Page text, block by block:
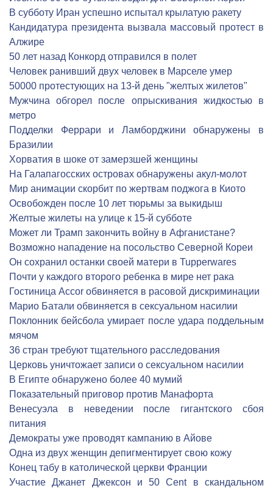
В субботу Иран успешно испытал крылатую ракету
Кандидатура президента вызвала массовый протест в
Алжире
50 лет назад Конкорд отправился в полет
Человек ранивший двух человек в Марселе умер
50000 протестующих на 13-й день "желтых жилетов"
Мужчина обгорел после опрыскивания жидкостью в
метро
Подделки Феррари и Ламборджини обнаружены в
Бразилии
Хорватия в шоке от замерзшей женщины
На Галапагосских островах обнаружены акул-молот
Мир анимации скорбит по жертвам поджога в Киото
Освобожден после 10 лет тюрьмы за выкидыш
Желтые жилеты на улице к 15-й субботе
Может ли Трамп закончить войну в Афганистане?
Возможно нападение на посольство Северной Кореи
Он сохранил останки своей матери в Tupperwares
Почти у каждого второго ребенка в мире нет рака
Гостиница Accor обвиняется в расовой дискриминации
Марио Батали обвиняется в сексуальном насилии
Поклонник бейсбола умирает после удара поддельным
мячом
36 стран требуют тщательного расследования
Церковь уничтожает записи о сексуальном насилии
В Египте обнаружено более 40 мумий
Показательный приговор против Манафорта
Венесуэла в неведении после гигантского сбоя
питания
Демократы уже проводят кампанию в Айове
Одна из двух женщин депигментирует свою кожу
Конец табу в католической церкви Франции
Участие Джанет Джексон и 50 Cent в скандальном